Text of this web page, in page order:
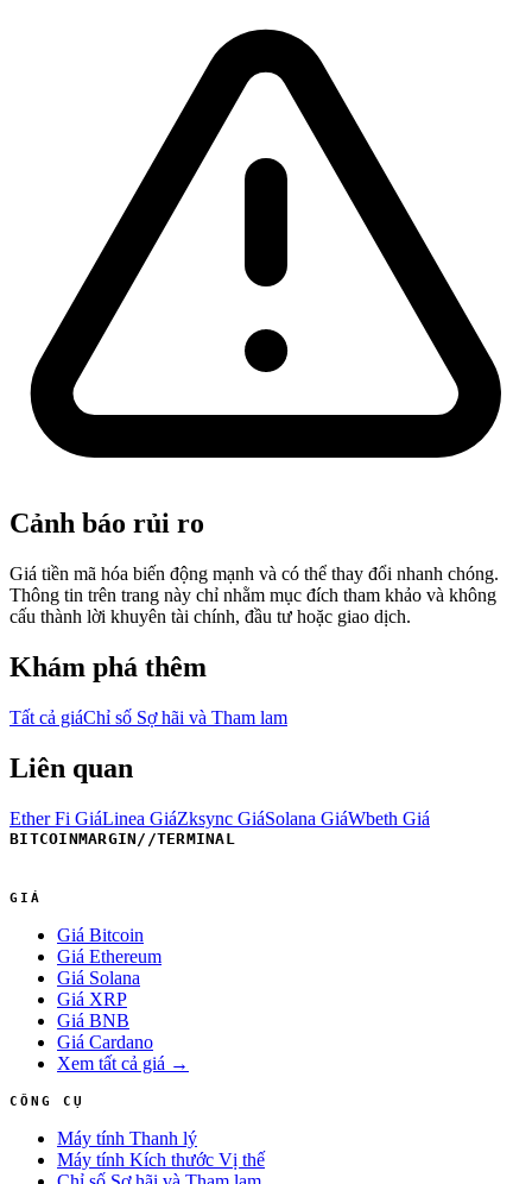
Cảnh báo rủi ro
Giá tiền mã hóa biến động mạnh và có thể thay đổi nhanh chóng.
Thông tin trên trang này chỉ nhằm mục đích tham khảo và không
cấu thành lời khuyên tài chính, đầu tư hoặc giao dịch.
Khám phá thêm
Tất cả giáChỉ số Sợ hãi và Tham lam
Liên quan
Ether Fi GiáLinea GiáZksync GiáSolana GiáWbeth Giá
BITCOINMARGIN //TERMINAL
GIÁ
Giá Bitcoin
Giá Ethereum
Giá Solana
Giá XRP
Giá BNB
Giá Cardano
Xem tất cả giá →
CÔNG CỤ
Máy tính Thanh lý
Máy tính Kích thước Vị thế